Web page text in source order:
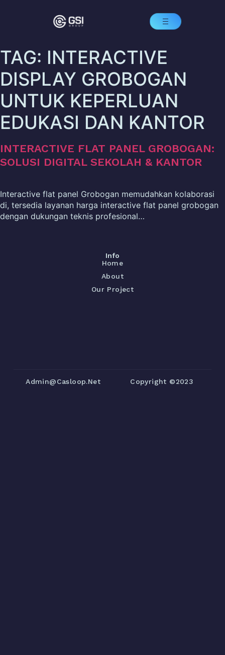
TAG: INTERACTIVE
DISPLAY GROBOGAN
UNTUK KEPERLUAN
EDUKASI DAN KANTOR
INTERACTIVE FLAT PANEL GROBOGAN:
SOLUSI DIGITAL SEKOLAH & KANTOR
Interactive flat panel Grobogan memudahkan kolaborasi
di, tersedia layanan harga interactive flat panel grobogan
dengan dukungan teknis profesional…
Info
Home
About
Our Project
Admin@casloop.net Copyright ©2023